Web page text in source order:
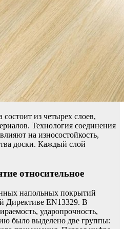
из четырех слоев,
Технология соединения
на износостойкость,
доски. Каждый слой
относительное
напольных покрытий
Директиве EN13329. В
ударопрочность,
было выделено две группы: